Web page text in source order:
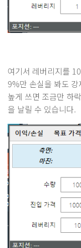
여기서 레버리지를
9%만 손실을 봐도
높게 쓰면 조금만 하
을 날릴 수 있습니다.